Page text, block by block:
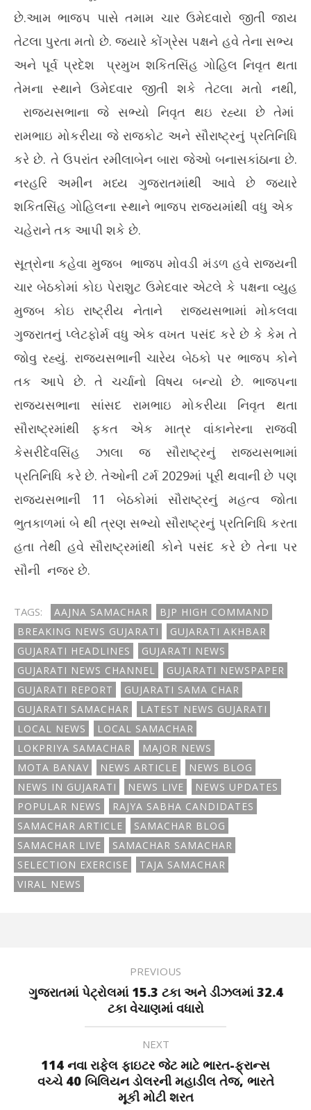
છે.આમ ભાજપ પાસે તમામ ચાર ઉમેદવારો જીતી જાય
તેટલા પુરતા મતો છે. જયારે કોંગ્રેસ પક્ષને હવે તેના સભ્ય
અને પૂર્વ પ્રદેશ પ્રમુખ શકિતસિંહ ગોહિલ નિવૃત થતા
તેમના સ્થાને ઉમેદવાર જીતી શકે તેટલા મતો નથી,
રાજ્યસભાના જે સભ્યો નિવૃત થઇ રહ્યા છે તેમાં
રામભાઇ મોકરીયા જે રાજકોટ અને સૌરાષ્ટ્રનું પ્રતિનિધિ
કરે છે. તે ઉપરાંત રમીલાબેન બારા જેઓ બનાસકાંઠાના છે.
નરહરિ અમીન મધ્ય ગુજરાતમાંથી આવે છે જયારે
શકિતસિંહ ગોહિલના સ્થાને ભાજપ રાજયમાંથી વધુ એક
ચહેરાને તક આપી શકે છે.
સૂત્રોના કહેવા મુજબ ભાજપ મોવડી મંડળ હવે રાજયની
ચાર બેઠકોમાં કોઇ પેરાશુટ ઉમેદવાર એટલે કે પક્ષના વ્યુહ
મુજબ કોઇ રાષ્ટ્રીય નેતાને રાજયસભામાં મોકલવા
ગુજરાતનું પ્લેટફોર્મ વધુ એક વખત પસંદ કરે છે કે કેમ તે
જોવુ રહ્યું. રાજ્યસભાની ચારેય બેઠકો પર ભાજપ કોને
તક આપે છે. તે ચર્ચાનો વિષય બન્યો છે. ભાજપના
રાજ્યસભાના સાંસદ રામભાઇ મોકરીયા નિવૃત થતા
સૌરાષ્ટ્રમાંથી ફકત એક માત્ર વાંકાનેરના રાજવી
કેસરીદેવસિંહ ઝાલા જ સૌરાષ્ટ્રનું રાજયસભામાં
પ્રતિનિધિ કરે છે. તેઓની ટર્મ 2029માં પૂરી થવાની છે પણ
રાજયસભાની 11 બેઠકોમાં સૌરાષ્ટ્રનું મહત્વ જોતા
ભુતકાળમાં બે થી ત્રણ સભ્યો સૌરાષ્ટ્રનું પ્રતિનિધિ કરતા
હતા તેથી હવે સૌરાષ્ટ્રમાંથી કોને પસંદ કરે છે તેના પર
સૌની નજર છે.
TAGS: AAJNA SAMACHAR
BJP HIGH COMMAND
BREAKING NEWS GUJARATI
GUJARATI AKHBAR
GUJARATI HEADLINES
GUJARATI NEWS
GUJARATI NEWS CHANNEL
GUJARATI NEWSPAPER
GUJARATI REPORT
GUJARATI SAMA CHAR
GUJARATI SAMACHAR
LATEST NEWS GUJARATI
LOCAL NEWS
LOCAL SAMACHAR
LOKPRIYA SAMACHAR
MAJOR NEWS
MOTA BANAV
NEWS ARTICLE
NEWS BLOG
NEWS IN GUJARATI
NEWS LIVE
NEWS UPDATES
POPULAR NEWS
RAJYA SABHA CANDIDATES
SAMACHAR ARTICLE
SAMACHAR BLOG
SAMACHAR LIVE
SAMACHAR SAMACHAR
SELECTION EXERCISE
TAJA SAMACHAR
VIRAL NEWS
PREVIOUS
ગુજરાતમાં પેટ્રોલમાં 15.3 ટકા અને ડીઝલમાં 32.4
ટકા વેચાણમાં વધારો
NEXT
114 નવા રાફેલ ફાઇટર જેટ માટે ભારત-ફ્રાન્સ
વચ્ચે 40 બિલિયન ડોલરની મહાડીલ તેજ, ભારતે
મૂકી મોટી શરત